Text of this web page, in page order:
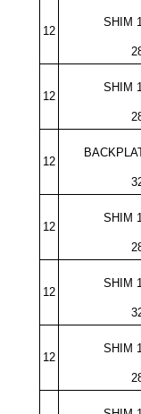
12
SHIM
12
SHIM
12
12
SHIM
12
SHIM
12
SHIM